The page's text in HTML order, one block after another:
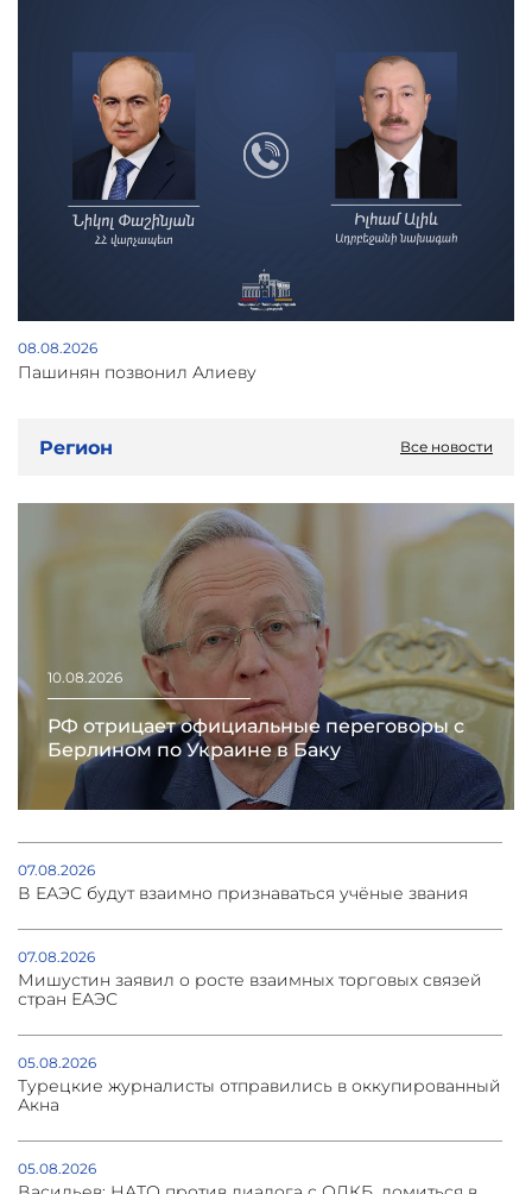
08.08.2026
Пашинян позвонил Алиеву
Регион Все новости
10.08.2026
РФ отрицает официальные переговоры с
Берлином по Украине в Баку
07.08.2026
В ЕАЭС будут взаимно признаваться учёные звания
07.08.2026
Мишустин заявил о росте взаимных торговых связей
стран ЕАЭС
05.08.2026
Турецкие журналисты отправились в оккупированный
Акна
05.08.2026